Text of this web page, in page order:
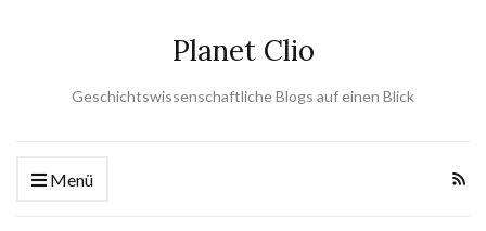
Planet Clio
Geschichtswissenschaftliche Blogs auf einen Blick
Menü